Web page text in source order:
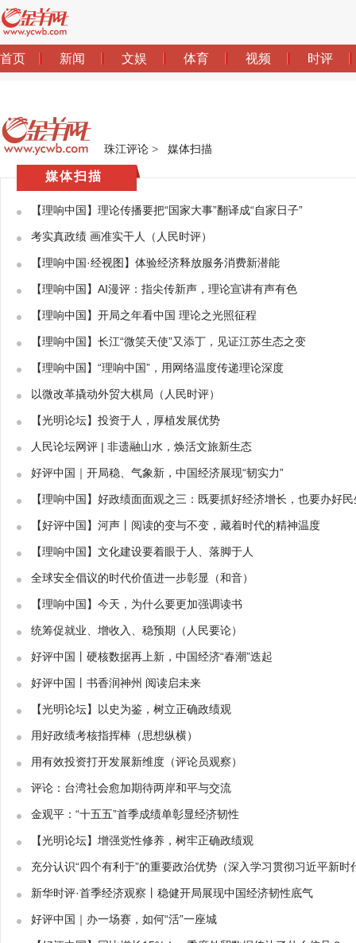
珠江评论 > 媒体扫描
媒体扫描
【理响中国】理论传播要把“国家大事”翻译成“自家日子”
考实真政绩 画准实干人（人民时评）
【理响中国·经视图】体验经济释放服务消费新潜能
【理响中国】AI漫评：指尖传新声，理论宣讲有声有色
【理响中国】开局之年看中国 理论之光照征程
【理响中国】长江“微笑天使”又添丁，见证江苏生态之变
【理响中国】“理响中国”，用网络温度传递理论深度
以微改革撬动外贸大棋局（人民时评）
【光明论坛】投资于人，厚植发展优势
人民论坛网评 | 非遗融山水，焕活文旅新生态
好评中国｜开局稳、气象新，中国经济展现“韧实力”
【理响中国】好政绩面面观之三：既要抓好经济增长，也要办好
【好评中国】河声丨阅读的变与不变，藏着时代的精神温度
【理响中国】文化建设要着眼于人、落脚于人
全球安全倡议的时代价值进一步彰显（和音）
【理响中国】今天，为什么要更加强调读书
统筹促就业、增收入、稳预期（人民要论）
好评中国丨硬核数据再上新，中国经济“春潮”迭起
好评中国丨书香润神州 阅读启未来
【光明论坛】以史为鉴，树立正确政绩观
用好政绩考核指挥棒（思想纵横）
用有效投资打开发展新维度（评论员观察）
评论：台湾社会愈加期待两岸和平与交流
金观平：“十五五”首季成绩单彰显经济韧性
【光明论坛】增强党性修养，树牢正确政绩观
充分认识“四个有利于”的重要政治优势（深入学习贯彻习近平新
新华时评·首季经济观察丨稳健开局展现中国经济韧性底气
好评中国｜办一场赛，如何“活”一座城